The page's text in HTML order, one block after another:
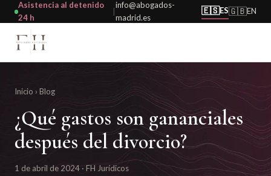
Asistencia al detenido
24 h
|
info@abogados-
madrid.es
🇪🇸ES🇬🇧EN
Inicio › Blog
¿Qué gastos son gananciales
después del divorcio?
1 de abril de 2024 · FH Jurídicos